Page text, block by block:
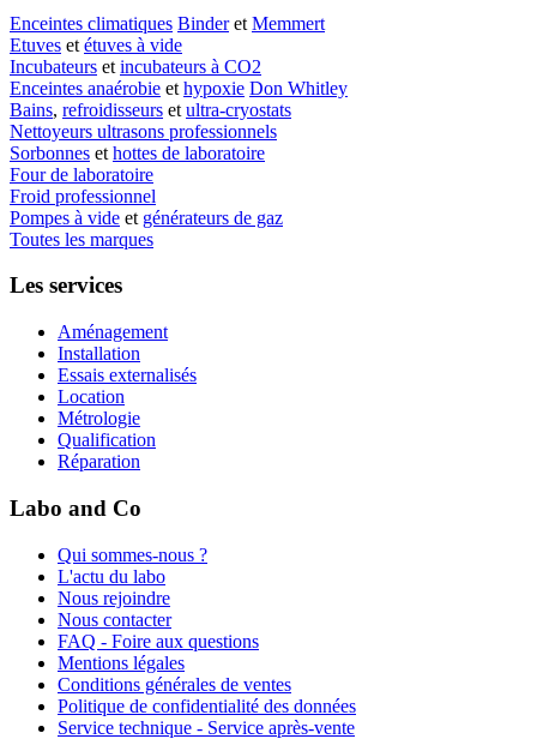
Enceintes climatiques Binderet Memmert
Etuves et étuves à vide
Incubateurs et incubateurs à CO2
Enceintes anaérobie et hypoxie Don Whitley
Bains, refroidisseurs et ultra-cryostats
Nettoyeurs ultrasons professionnels
Sorbonnes et hottes de laboratoire
Four de laboratoire
Froid professionnel
Pompes à vide et générateurs de gaz
Toutes les marques
Les services
Aménagement
Installation
Essais externalisés
Location
Métrologie
Qualification
Réparation
Labo and Co
Qui sommes-nous ?
L'actu du labo
Nous rejoindre
Nous contacter
FAQ - Foire aux questions
Mentions légales
Conditions générales de ventes
Politique de confidentialité des données
Service technique - Service après-vente